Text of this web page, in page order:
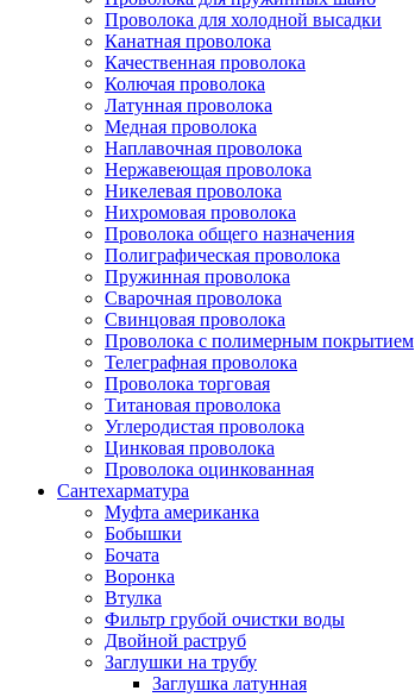
Проволока для холодной высадки
Канатная проволока
Качественная проволока
Колючая проволока
Латунная проволока
Медная проволока
Наплавочная проволока
Нержавеющая проволока
Никелевая проволока
Нихромовая проволока
Проволока общего назначения
Полиграфическая проволока
Пружинная проволока
Сварочная проволока
Свинцовая проволока
Проволока с полимерным покрытием
Телеграфная проволока
Проволока торговая
Титановая проволока
Углеродистая проволока
Цинковая проволока
Проволока оцинкованная
Сантехарматура
Муфта американка
Бобышки
Бочата
Воронка
Втулка
Фильтр грубой очистки воды
Двойной раструб
Заглушки на трубу
Заглушка латунная